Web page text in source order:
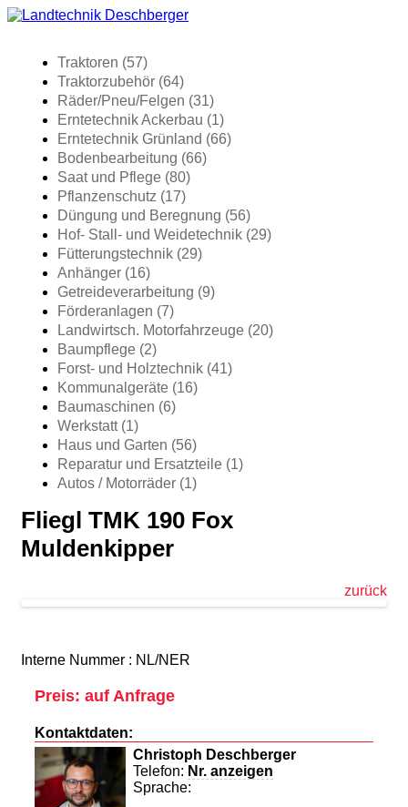
Traktoren (57)
Traktorzubehör (64)
Räder/Pneu/Felgen (31)
Erntetechnik Ackerbau (1)
Erntetechnik Grünland (66)
Bodenbearbeitung (66)
Saat und Pflege (80)
Pflanzenschutz (17)
Düngung und Beregnung (56)
Hof- Stall- und Weidetechnik (29)
Fütterungstechnik (29)
Anhänger (16)
Getreideverarbeitung (9)
Förderanlagen (7)
Landwirtsch. Motorfahrzeuge (20)
Baumpflege (2)
Forst- und Holztechnik (41)
Kommunalgeräte (16)
Baumaschinen (6)
Werkstatt (1)
Haus und Garten (56)
Reparatur und Ersatzteile (1)
Autos / Motorräder (1)
Fliegl TMK 190 Fox
Muldenkipper
zurück
Interne Nummer : NL/NER
Preis: auf Anfrage
Kontaktdaten:
Christoph Deschberger
Telefon: Nr. anzeigen
Sprache: